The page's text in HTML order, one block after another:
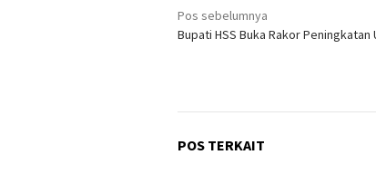
Navigasi
pos
Pos sebelumnya
Bupati HSS Buka Rakor Peningkatan
POS TERKAIT